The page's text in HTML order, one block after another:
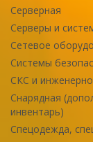
Серверная
Серверы и
Сетевое
Системы
СКС и
Снарядная
инвентарь)
Спецодежда,